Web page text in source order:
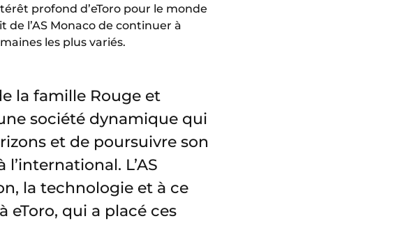
profond d’eToro pour le monde
l’AS Monaco de continuer à
les plus variés.
la famille Rouge et
société dynamique qui
et de poursuivre son
L’AS
la technologie et à ce
eToro, qui a placé ces